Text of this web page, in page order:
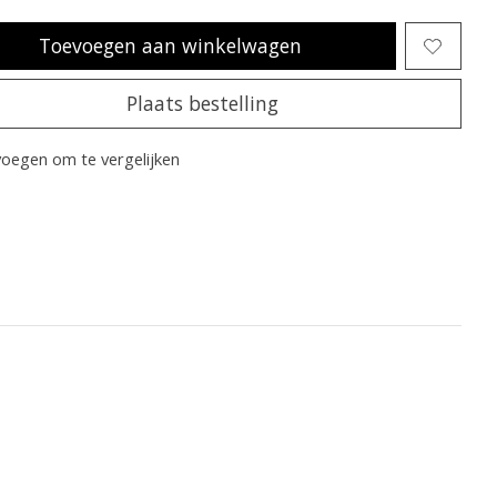
Toevoegen aan winkelwagen
Plaats bestelling
om te vergelijken